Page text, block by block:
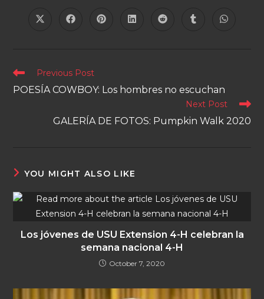
Previous Post
POESÍA COWBOY: Los hombres no escuchan
Next Post
GALERÍA DE FOTOS: Pumpkin Walk 2020
YOU MIGHT ALSO LIKE
Los jóvenes de USU Extension 4-H celebran la
semana nacional 4-H
October 7, 2020